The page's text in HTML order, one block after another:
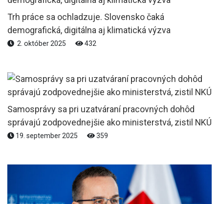
Trh práce sa ochladzuje. Slovensko čaká
demografická, digitálna aj klimatická výzva
2. október 2025 432
Samosprávy sa pri uzatváraní pracovných dohôd
správajú zodpovednejšie ako ministerstvá, zistil NKÚ
19. september 2025 359